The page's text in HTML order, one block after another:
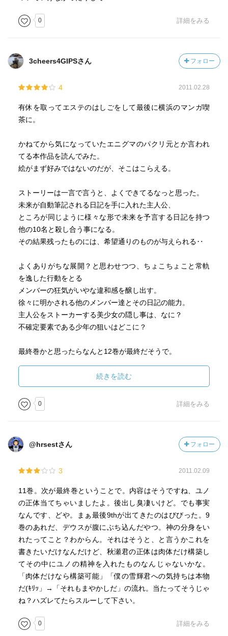
0 詳細をみる
3cheers4GIPSさん フォロー
4 2011.02.28
有休を取ってエステのはしごをして最後に横浜のマンガ喫
茶に。
かねてから気になっていたエニグマのパクリ元とか言われ
てる本作品を読んでみた。
絵がまず好みではないのだが、そこはこらえる。
ストーリーは一言で言うと、よくできてるなっと思った。
未来が自動筆記される日記を手に入れた主人公、
ところが同じように様々な形で未来を予言する日記を持つ
他の10名と殺し合う事になる。
その結果残ったものには、希望通りのものが与えられる‥
よくありがちな展開？と思わせつつ、ちょこちょこと常軌
を逸した行動をとる
メンバーの狂気がいやな違和感を醸し出す。
徐々に明かされる他のメンバー達とその日記の能力。
主人公をストーカーする美少女の隠し事は、なに？
不確定要素である少年の狙いはどこに？
最終巻かと思ったらなんと12巻が最終だそうで。
続きを読む
0 詳細をみる
@hrsestさん フォロー
3 2011.02.09
11巻。次が最終巻ということで。内容はそうですね、ユノ
の正体当てちゃいましたよ。後出し臭凄いけど。でも事実
なんです、どや。まぁ最後9thが出てきたのはびびった。9
巻のあれだ、デウスが腹にぶち込んだやつ。神の分身をい
れたってこと？わからん。それはそうと、と言うかこれを
書きたいだけなんだけど、秋瀬君の正体は肉体だけ構築し
てその中にユノの精神を入れたものなんじゃないかな。
「肉体だけなら構築可能」「僕の雪輝君への気持ちは本物
だ(ｷﾘｯ」→「それもまやかしだ」の流れ。当たってそうじゃ
ね？ハズレてたらスルーして下さい。
0 詳細をみる